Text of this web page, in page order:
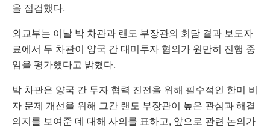
을 점검했다.
외교부는 이날 박 차관과 랜도 부장관의 회담 결과 보도자
료에서 두 차관이 양국 간 대미투자 협의가 원만히 진행 중
임을 평가했다고 밝혔다.
박 차관은 양국 간 투자 협력 진전을 위해 필수적인 한미 비
자 문제 개선을 위해 그간 랜도 부장관이 높은 관심과 해결
의지를 보여준 데 대해 사의를 표하고, 앞으로 관련 논의가